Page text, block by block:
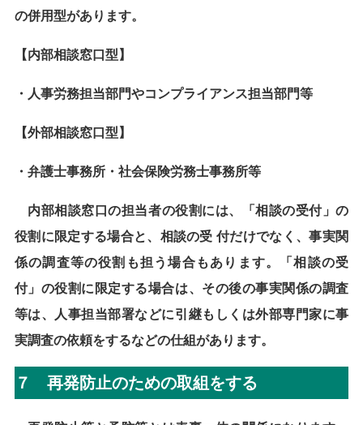
の併用型があります。
【内部相談窓口型】
・人事労務担当部門やコンプライアンス担当部門等
【外部相談窓口型】
・弁護士事務所・社会保険労務士事務所等
内部相談窓口の担当者の役割には、「相談の受付」の
役割に限定する場合と、相談の受 付だけでなく、事実関
係の調査等の役割も担う場合もあります。「相談の受
付」の役割に限定する場合は、その後の事実関係の調査
等は、人事担当部署などに引継もしくは外部専門家に事
実調査の依頼をするなどの仕組があります。
７ 再発防止のための取組をする